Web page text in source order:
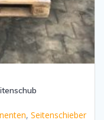
, Seitenschieber